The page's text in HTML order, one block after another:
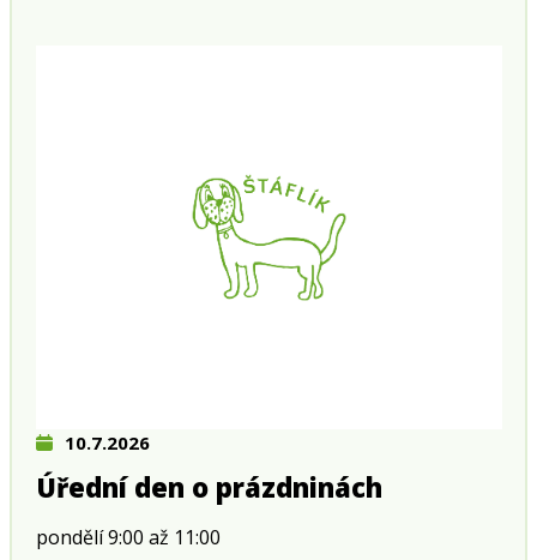
10.7.2026
Úřední den o prázdninách
pondělí 9:00 až 11:00